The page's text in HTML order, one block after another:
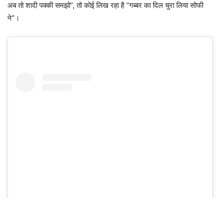
अब तो शादी पक्की समझो”, तो कोई लिख रहा है “गब्बर का दिल चुरा लिया सोफी
ने”।